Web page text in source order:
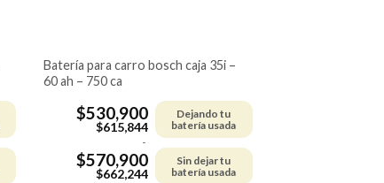
batería para carro bosch caja 35i –
60 ah – 750 ca
$530,900
$615,844
Dejando tu
batería usada
-
$570,900
$662,244
Sin dejar tu
batería usada